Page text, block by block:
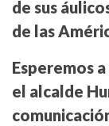
de sus
de las
Esperemos
el alcalde